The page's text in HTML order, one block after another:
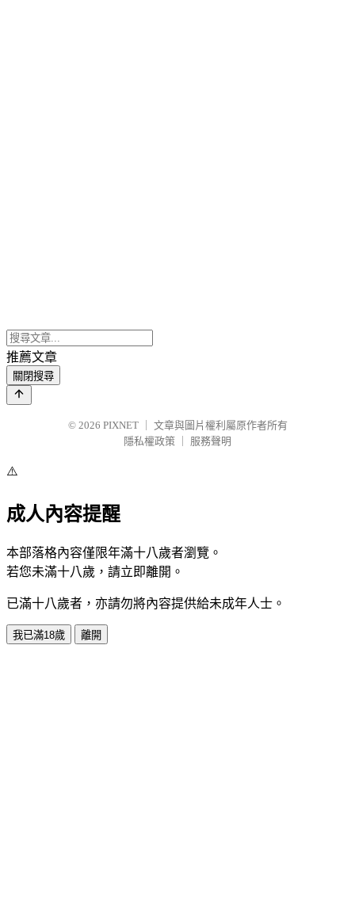
推薦文章
關閉搜尋
© 2026 PIXNET
文章與圖片權利屬原作者所有
隱私權政策
服務聲明
⚠️
成人內容提醒
本部落格內容僅限年滿十八歲者瀏覽。
若您未滿十八歲，請立即離開。
已滿十八歲者，亦請勿將內容提供給未成年人士。
我已滿18歲 離開